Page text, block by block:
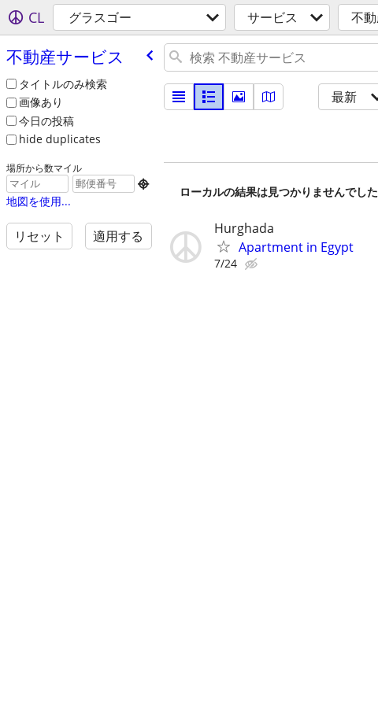
CL グラスゴー サービス 不
不動産サービス
タイトルのみ検索
画像あり
今日の投稿
hide duplicates
場所から数マイル

地図を使用...
リセット 適用する
最新
ローカルの結果は見つかりませんでし
Hurghada
Apartment in Egypt
7/24